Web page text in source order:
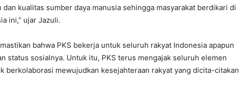
kualitas sumber daya manusia sehingga masyarakat berdikari di
ini,” ujar Jazuli.
bahwa PKS bekerja untuk seluruh rakyat Indonesia apapun
status sosialnya. Untuk itu, PKS terus mengajak seluruh elemen
berkolaborasi mewujudkan kesejahteraan rakyat yang dicita-citakan